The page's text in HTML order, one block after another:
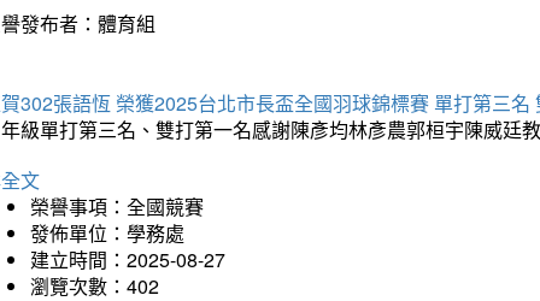
發布者：體育組
302張語恆 榮獲2025台北市長盃全國羽球錦標賽 單打第三名
級單打第三名、雙打第一名感謝陳彥均林彥農郭桓宇陳威廷
文
榮譽事項：全國競賽
發佈單位：學務處
建立時間：2025-08-27
瀏覽次數：402